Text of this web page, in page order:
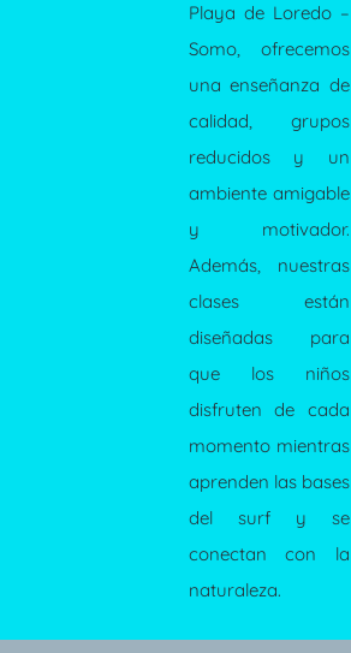
Playa de Loredo –
Somo, ofrecemos
una enseñanza de
calidad, grupos
reducidos y un
ambiente amigable
y motivador.
Además, nuestras
clases están
diseñadas para
que los niños
disfruten de cada
momento mientras
aprenden las bases
del surf y se
conectan con la
naturaleza.